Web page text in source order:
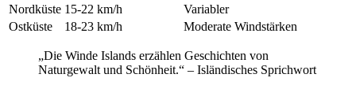
Nordküste 15-22 km/h
Variabler
Ostküste
18-23 km/h Moderate Windstärken
„Die Winde Islands erzählen Geschichten von
Naturgewalt und Schönheit.“ – Isländisches Sprichwort